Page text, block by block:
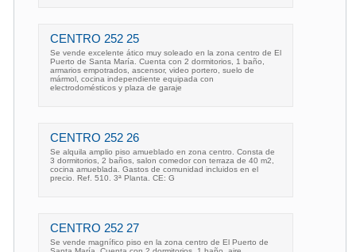
CENTRO 252 25
Se vende excelente ático muy soleado en la zona centro de El
Puerto de Santa María. Cuenta con 2 dormitorios, 1 baño,
armarios empotrados, ascensor, video portero, suelo de
mármol, cocina independiente equipada con
electrodomésticos y plaza de garaje
CENTRO 252 26
Se alquila amplio piso amueblado en zona centro. Consta de
3 dormitorios, 2 baños, salon comedor con terraza de 40 m2,
cocina amueblada. Gastos de comunidad incluidos en el
precio. Ref. 510. 3ª Planta. CE: G
CENTRO 252 27
Se vende magnífico piso en la zona centro de El Puerto de